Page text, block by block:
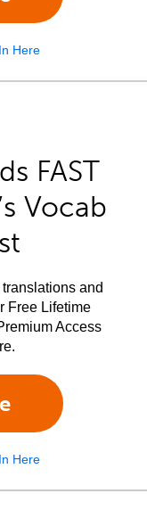
Here
FAST
Vocab
and
Free Lifetime
Access
Here